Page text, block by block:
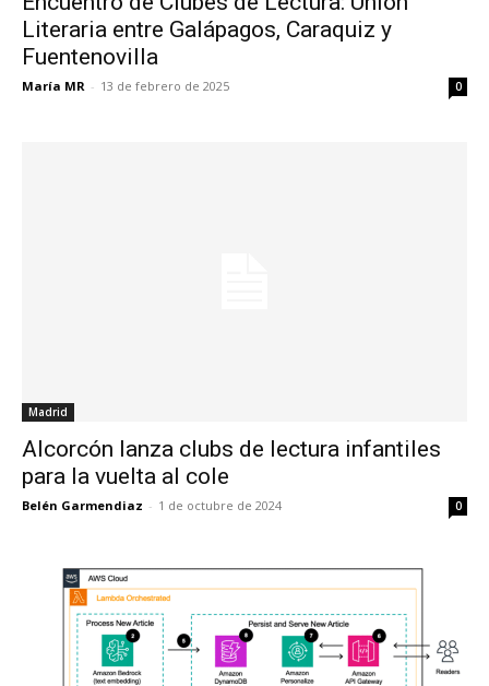
Literaria entre Galápagos, Caraquiz y
Fuentenovilla
María MR - 13 de febrero de 2025 0
Madrid
Alcorcón lanza clubs de lectura infantiles
para la vuelta al cole
Belén Garmendiaz - 1 de octubre de 2024 0